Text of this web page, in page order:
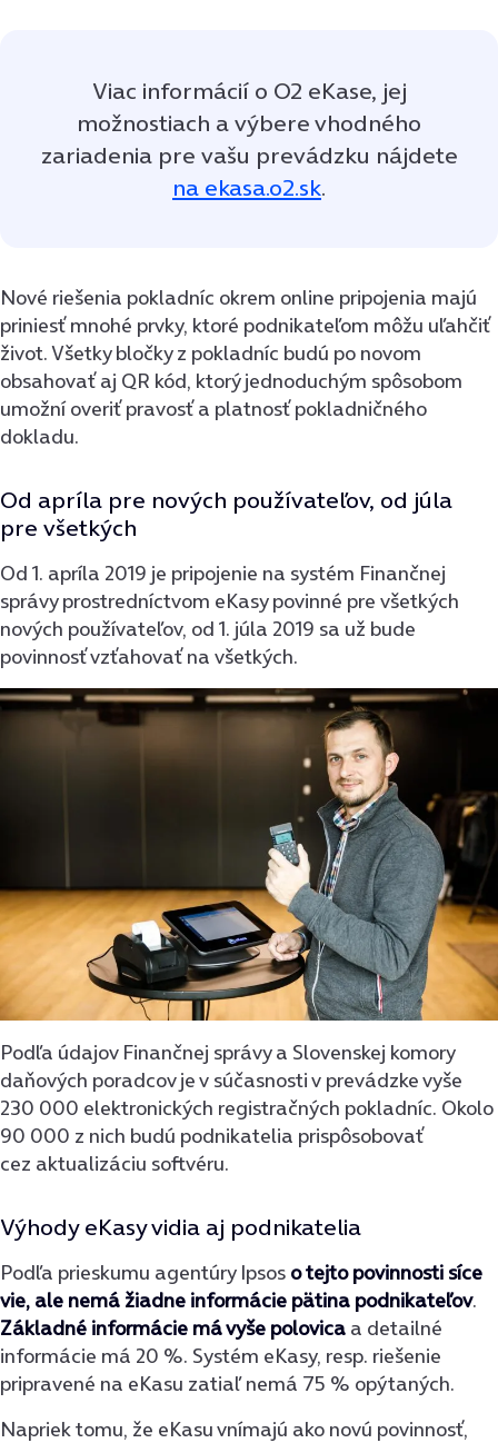
Viac informácií o O2 eKase, jej
možnostiach a výbere vhodného
zariadenia pre vašu prevádzku nájdete
na ekasa.o2.sk.
Nové riešenia pokladníc okrem online pripojenia majú
priniesť mnohé prvky, ktoré podnikateľom môžu uľahčiť
život. Všetky bločky z pokladníc budú po novom
obsahovať aj QR kód, ktorý jednoduchým spôsobom
umožní overiť pravosť a platnosť pokladničného
dokladu.
Od apríla pre nových používateľov, od júla
pre všetkých
Od 1. apríla 2019 je pripojenie na systém Finančnej
správy prostredníctvom eKasy povinné pre všetkých
nových používateľov, od 1. júla 2019 sa už bude
povinnosť vzťahovať na všetkých.
Podľa údajov Finančnej správy a Slovenskej komory
daňových poradcov je v súčasnosti v prevádzke vyše
230 000 elektronických registračných pokladníc. Okolo
90 000 z nich budú podnikatelia prispôsobovať
cez aktualizáciu softvéru.
Výhody eKasy vidia aj podnikatelia
Podľa prieskumu agentúry Ipsos o tejto povinnosti síce
vie, ale nemá žiadne informácie pätina podnikateľov.
Základné informácie má vyše polovica a detailné
informácie má 20 %. Systém eKasy, resp. riešenie
pripravené na eKasu zatiaľ nemá 75 % opýtaných.
Napriek tomu, že eKasu vnímajú ako novú povinnosť,